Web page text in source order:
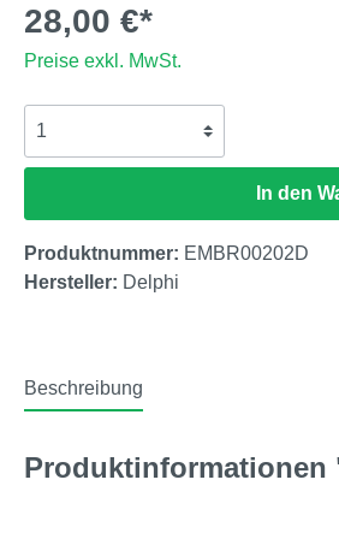
28,00 €*
Preise exkl. MwSt.
In den
Produktnummer: EMBR00202D
Hersteller: Delphi
Beschreibung
Produktinformationen